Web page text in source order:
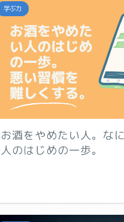
学ぶ力
お酒をやめたい人。な
人のはじめの一歩。